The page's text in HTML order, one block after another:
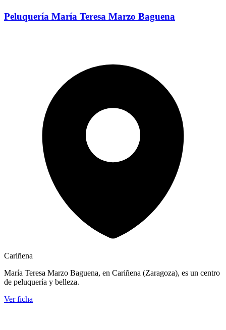
Peluquería María Teresa Marzo Baguena
Cariñena
María Teresa Marzo Baguena, en Cariñena (Zaragoza), es un centro
de peluquería y belleza.
Ver ficha